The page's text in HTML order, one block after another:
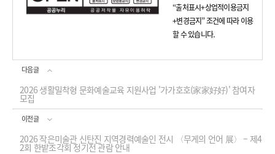
“출처표시+상업적이용금지
+변경금지” 조건에 따라 이용
할 수 있습니다.
다음글
2026 생활밀착형 문화예술교육 지원사업 '가가호호(家家好好)' 참여자
모집
이전글
2026 작은미술관 신탄진 지역경력예술인 전시 〈무게의 언어 展〉 – 제4
2회 한밭조각회 정기전 관람 안내